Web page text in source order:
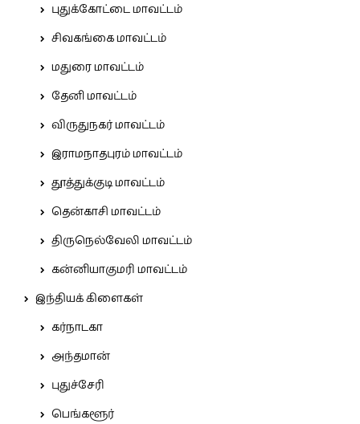
புதுக்கோட்டை மாவட்டம்
சிவகங்கை மாவட்டம்
மதுரை மாவட்டம்
தேனி மாவட்டம்
விருதுநகர் மாவட்டம்
இராமநாதபுரம் மாவட்டம்
தூத்துக்குடி மாவட்டம்
தென்காசி மாவட்டம்
திருநெல்வேலி மாவட்டம்
கன்னியாகுமரி மாவட்டம்
இந்தியக் கிளைகள்
கர்நாடகா
அந்தமான்
புதுச்சேரி
பெங்களூர்